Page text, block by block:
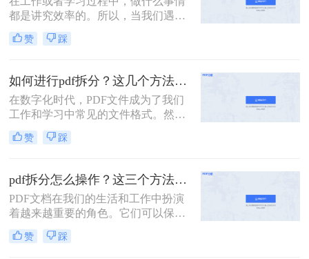
都是讲究效率的。所以，当我们遇到
内容又多篇幅又长的PDF文件时，根
本来不及花太多时间去仔细阅读，这
多个文件以便我们快速查阅。那么有
没有更加简便高效的方法可以让我们
实现这一操作呢？今天我就推荐三个
实用的方法来教你pdf怎样拆分，让你
快速提高文件处理效率。
赞 踩
如何进行pdf拆分？这几个方法教你轻松完成拆分！
在数字化时代，PDF文件成为了我们
工作和学习中常见的文件格式。然
而，有时我们可能需要将一个较大的
PDF文件拆分成多个小文件，以便更
拆分呢？本文将为大家介绍几种轻松
快捷地进行PDF拆分的方法，让您轻
松应对各种需求。
赞 踩
pdf拆分怎么操作？这三个方法教你轻松完成拆分！
PDF文档在我们的生活和工作中扮演
着越来越重要的角色。它们可以保存
文本、图像和格式，并且非常便于分
享和打印。然而，当我们需要对PDF
赞 踩